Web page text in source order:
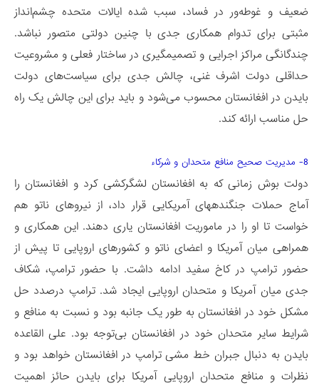
ضعیف و غوطه‌ور در فساد، سبب شده ایالات متحده چشم‌­انداز
مثبتی برای تدوام همکاری جدی با چنین دولتی متصور نباشد.
چندگانگی مراکز اجرایی و تصمیم­گیری در ساختار فعلی و مشروعیت
حداقلی دولت اشرف غنی، چالش جدی برای سیاست‌های دولت
بایدن در افغانستان محسوب می­‌شود و باید برای این چالش یک راه
­حل مناسب ارائه کند.
8- مدیریت صحیح منافع متحدان و شرکاء
دولت بوش زمانی که به افغانستان لشگرکشی کرد و افغانستان را
آماج حملات جنگنده­های آمریکایی قرار داد، از نیروهای ناتو هم
خواست تا او را در ماموریت افغانستان یاری دهند. این همکاری و
همراهی میان آمریکا و اعضای ناتو و کشورهای اروپایی تا پیش از
حضور ترامپ در کاخ سفید ادامه داشت. با حضور ترامپ، شکاف
جدی میان آمریکا و متحدان اروپایی ایجاد شد. ترامپ درصدد حل
مشکل خود در افغانستان به طور یک جانبه بود و نسبت به منافع و
شرایط سایر متحدان خود در افغانستان بی‌­توجه بود. علی القاعده
بایدن به دنبال جبران خط مشی ترامپ در افغانستان خواهد بود و
نظرات و منافع متحدان اروپایی آمریکا برای بایدن حائز اهمیت